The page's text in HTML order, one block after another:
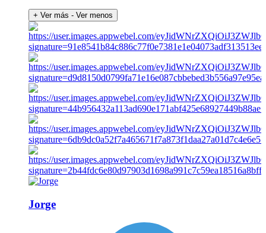
+ Ver más - Ver menos
Jorge